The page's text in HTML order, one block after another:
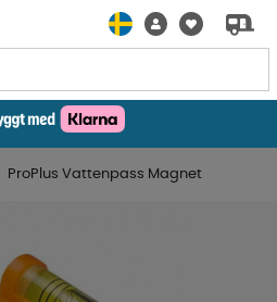
ProPlus Vattenpass Magnet